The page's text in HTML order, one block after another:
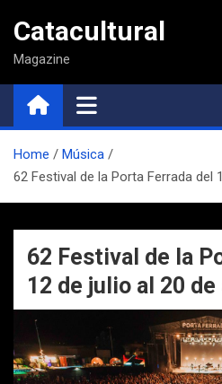
contenido
Catacultural
Magazine
Home
Música
62 Festival de la Porta Ferrada del
62 Festival de la
12 de julio al 20